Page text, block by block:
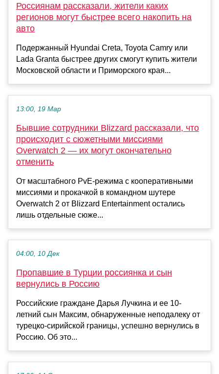
Россиянам рассказали, жители каких
регионов могут быстрее всего накопить на
авто
Подержанный Hyundai Creta, Toyota Camry или
Lada Granta быстрее других смогут купить жители
Московской области и Приморского края...
13:00, 19 Мар
Бывшие сотрудники Blizzard рассказали, что
происходит с сюжетными миссиями
Overwatch 2 — их могут окончательно
отменить
От масштабного PvE-режима с кооперативными
миссиями и прокачкой в командном шутере
Overwatch 2 от Blizzard Entertainment остались
лишь отдельные сюже...
04:00, 10 Дек
Пропавшие в Турции россиянка и сын
вернулись в Россию
Российские граждане Дарья Лучкина и ее 10-
летний сын Максим, обнаруженные неподалеку от
турецко-сирийской границы, успешно вернулись в
Россию. Об это...